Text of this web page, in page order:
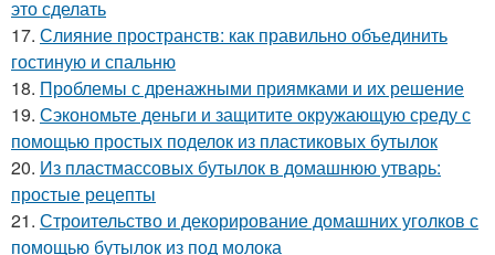
это сделать
17. Слияние пространств: как правильно объединить
гостиную и спальню
18. Проблемы с дренажными приямками и их решение
19. Сэкономьте деньги и защитите окружающую среду с
помощью простых поделок из пластиковых бутылок
20. Из пластмассовых бутылок в домашнюю утварь:
простые рецепты
21. Строительство и декорирование домашних уголков с
помощью бутылок из под молока